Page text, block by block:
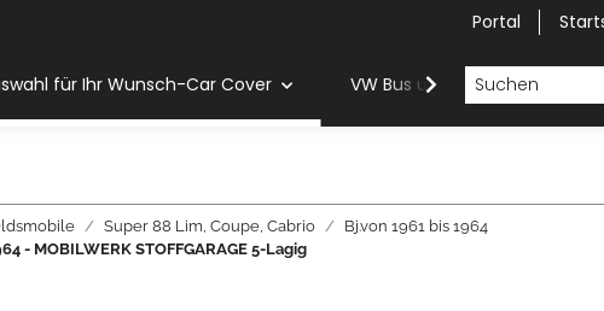
Portal
für Ihr Wunsch-Car Cover VW Bus und Van Car Cover
Super 88 Lim, Coupe, Cabrio
Bj.von 1961 bis 1964
- MOBILWERK STOFFGARAGE 5-Lagig